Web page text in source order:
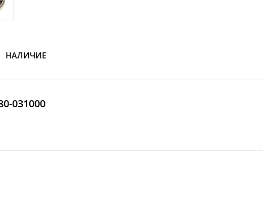
НАЛИЧИЕ
031000